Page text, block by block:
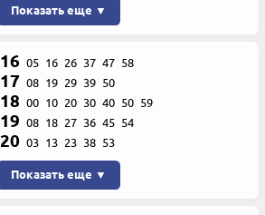
Показать еще ▼
16 05 16 26 37 47 58
17 08 19 29 39 50
18 00 10 20 30 40 50 59
19 08 18 27 36 45 54
20 03 13 23 38 53
Показать еще ▼